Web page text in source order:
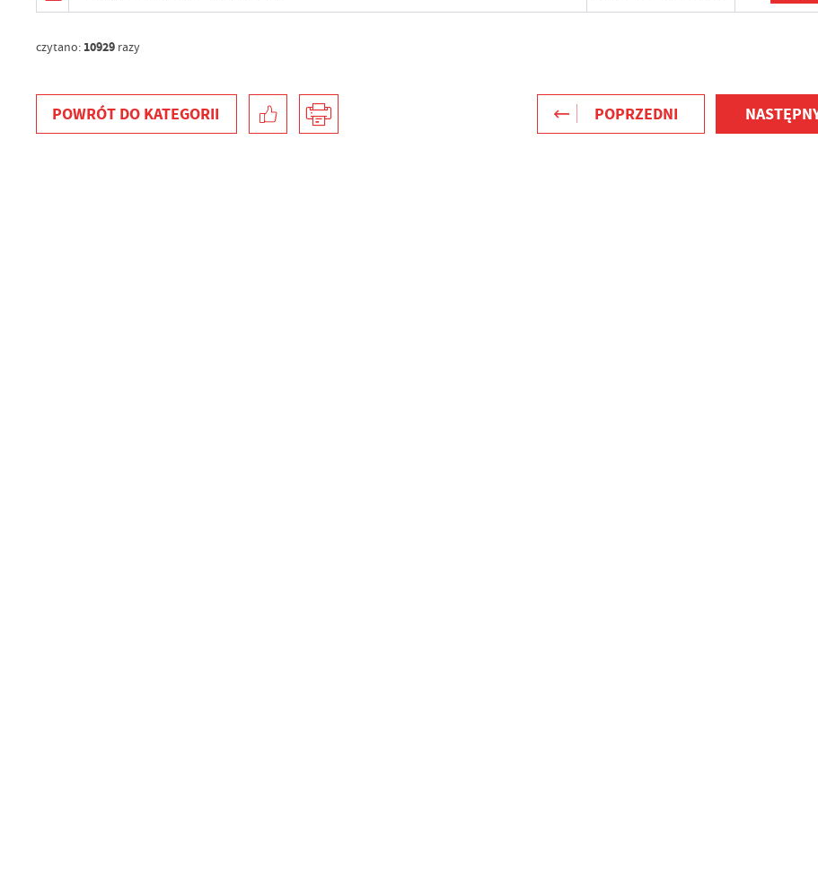
czytano: 10929razy
POWRÓT DO KATEGORII POPRZEDNI